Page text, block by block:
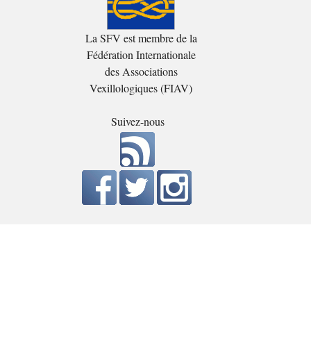
La SFV est membre de la
Fédération Internationale
des Associations
Vexillologiques (FIAV)
Suivez-nous